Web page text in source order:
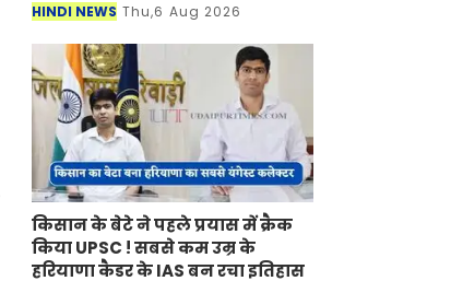
HINDI NEWS Thu,6 Aug 2026
किसान के बेटे ने पहले प्रयास में क्रैक
किया UPSC ! सबसे कम उम्र के
हरियाणा कैडर के IAS बन रचा इतिहास